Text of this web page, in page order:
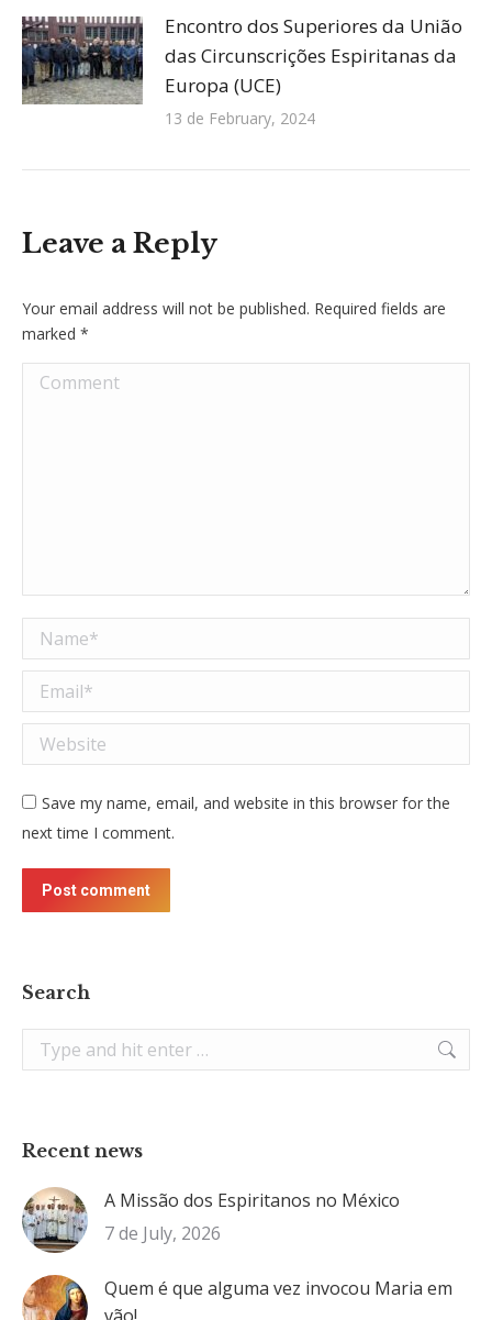
Encontro dos Superiores da União
das Circunscrições Espiritanas da
Europa (UCE)
13 de February, 2024
Leave a Reply
Your email address will not be published. Required fields are
marked *
Comment
Name *
Email *
Website
Save my name, email, and website in this browser for the
next time I comment.
Post comment
Search
Search:
Recent news
A Missão dos Espiritanos no México
7 de July, 2026
Quem é que alguma vez invocou Maria em